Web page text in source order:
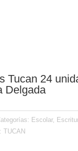
Tucan 24
Delgada
Escolar,
TUCAN